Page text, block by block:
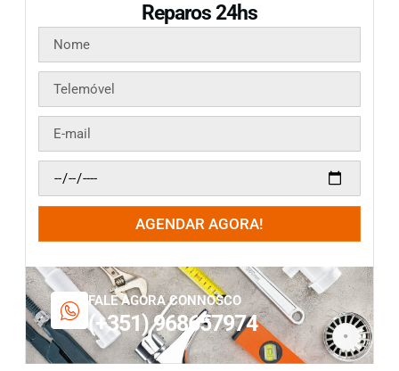
Reparos 24hs
AGENDAR AGORA!
FALE AGORA CONNOSCO
(+351) 968657974